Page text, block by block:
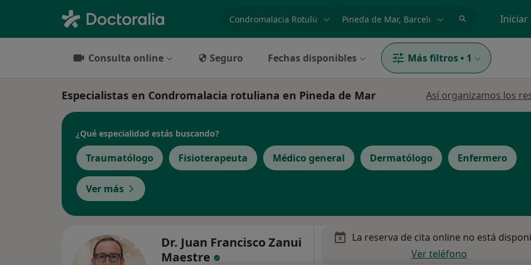
Iniciar
Consulta online Seguro Fechas disponibles Más filtros • 1
Especialistas en Condromalacia rotuliana en Pineda de Mar Así organizamos los
¿Qué especialidad estás buscando?
Traumatólogo Fisioterapeuta Médico general Dermatólogo Enfermero
Ver más
Dr. Juan Francisco Zanui
Maestre
La reserva de cita online no está
Ver teléfono